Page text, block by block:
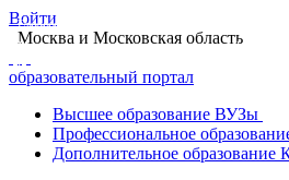
Войти
Москва и Московская область
образовательный портал
Высшее образование ВУЗы
Профессиональное
Дополнительное образование
Главная
Московский международный колледж цифровых
Отзывы